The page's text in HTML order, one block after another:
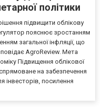
політики
підвищити облікову
пояснює зростанням
загальної інфляції, що
AgroReview. Мета
Підвищення облікової
на забезпечення
інвесторів, посилення